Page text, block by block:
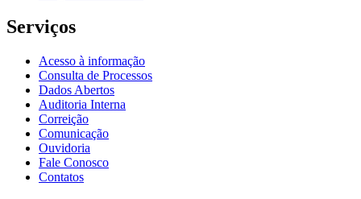
Serviços
Acesso à informação
Consulta de Processos
Dados Abertos
Auditoria Interna
Correição
Comunicação
Ouvidoria
Fale Conosco
Contatos